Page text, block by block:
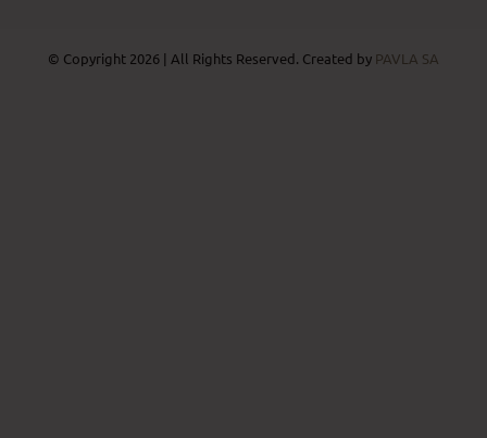
© Copyright 2026 | All Rights Reserved. Created by PAVLA SA